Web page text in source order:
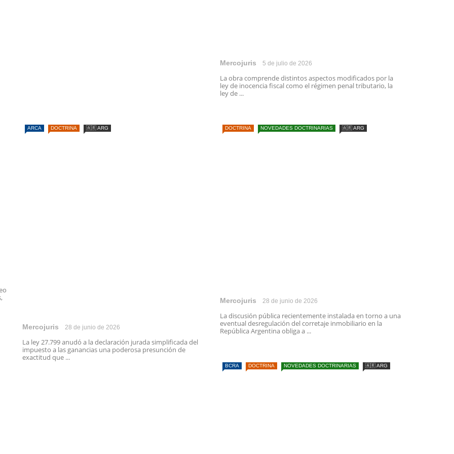
Mercojuris 5 de julio de 2026
La obra comprende distintos aspectos modificados por la
ley de inocencia fiscal como el régimen penal tributario, la
ley de ...
ARCA DOCTRINA 🇦🇷 ARG
Mercojuris 28 de junio de 2026
La ley 27.799 anudó a la declaración jurada simplificada del
impuesto a las ganancias una poderosa presunción de
exactitud que ...
DOCTRINA NOVEDADES DOCTRINARIAS 🇦🇷 ARG
Mercojuris 28 de junio de 2026
La discusión pública recientemente instalada en torno a una
eventual desregulación del corretaje inmobiliario en la
República Argentina obliga a ...
BCRA DOCTRINA NOVEDADES DOCTRINARIAS 🇦🇷 ARG